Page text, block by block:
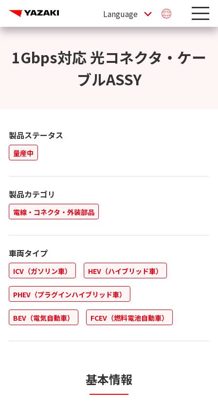
1Gbps対応 光コネクタ・ケー
ブルASSY
製品ステータス
量産中
製品カテゴリ
電線・コネクタ・外装部品
車両タイプ
ICV（ガソリン車） HEV（ハイブリッド車）
PHEV（プラグインハイブリッド車）
BEV（電気自動車） FCEV（燃料電池自動車）
基本情報